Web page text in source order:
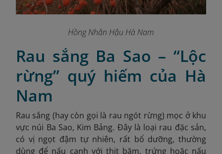
Hồng Nhân Hậu Hà Nam
Rau sắng Ba Sao – “Lộc
rừng” quý hiếm của Hà
Nam
Rau sắng (hay còn gọi là rau ngót rừng) mọc ở khu
vực núi Ba Sao, Kim Bảng. Đây là loại rau đặc sản,
có vị ngọt đậm tự nhiên, rất bổ dưỡng, thường
dùng để nấu canh với thịt băm, trứng hoặc nấu